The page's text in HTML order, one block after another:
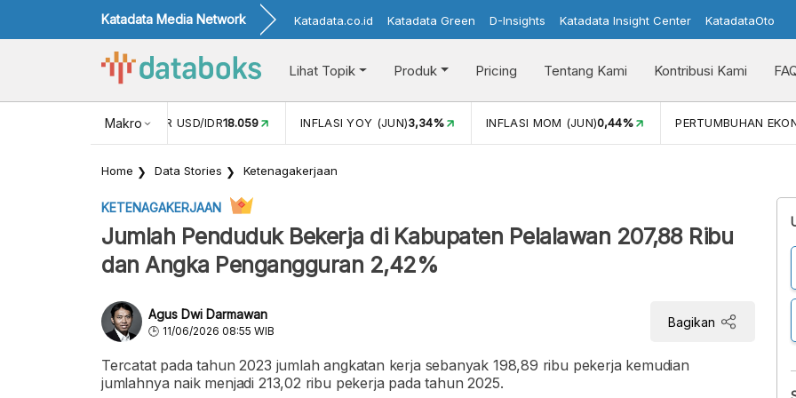
Katadata Media Network Katadata.co.id Katadata Green D-Insights Katadata Insight Center KatadataOto
Lihat Topik Produk Pricing Tentang Kami Kontribusi Kami
Makro
NILAI TUKAR USD/IDR18.059 INFLASI YOY (JUN)3,34% INFLASI MOM (JUN)0,44% PERTUMBUHAN
Home Data Stories Ketenagakerjaan
KETENAGAKERJAAN
Jumlah Penduduk Bekerja di Kabupaten Pelalawan 207,88 Ribu
dan Angka Pengangguran 2,42%
Agus Dwi Darmawan
11/06/2026 08:55 WIB
Bagikan
Tercatat pada tahun 2023 jumlah angkatan kerja sebanyak 198,89 ribu pekerja kemudian
jumlahnya naik menjadi 213,02 ribu pekerja pada tahun 2025.